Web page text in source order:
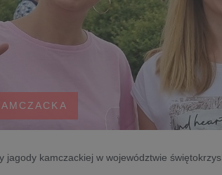
jagody kamczackiej w województwie